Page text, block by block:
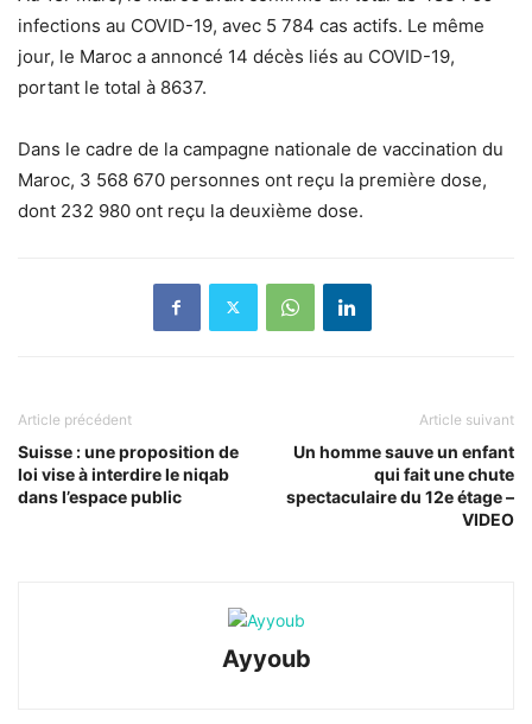
infections au COVID-19, avec 5 784 cas actifs. Le même
jour, le Maroc a annoncé 14 décès liés au COVID-19,
portant le total à 8637.
Dans le cadre de la campagne nationale de vaccination du
Maroc, 3 568 670 personnes ont reçu la première dose,
dont 232 980 ont reçu la deuxième dose.
Article précédent
Suisse : une proposition de
loi vise à interdire le niqab
dans l’espace public
Article suivant
Un homme sauve un enfant
qui fait une chute
spectaculaire du 12e étage –
VIDEO
Ayyoub